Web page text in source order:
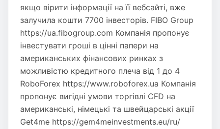
якщо вірити інформації на її вебсайті, вже
залучила кошти 7700 інвесторів. FIBO Group
https://ua.fibogroup.com Компанія пропонує
інвестувати гроші в цінні папери на
американських фінансових ринках з
можливістю кредитного плеча від 1 до 4
RoboForex https://www.roboforex.ua Компанія
пропонує вигідні умови торгівлі CFD на
американські, німецькі та швейцарські акції
Get4me https://gem4meinvestments.eu/ru/